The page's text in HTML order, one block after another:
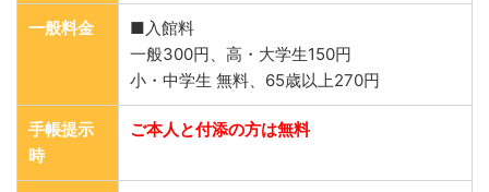
一般料金
■入館料
一般300円、高・大学生150円
小・中学生 無料、65歳以上270円
手帳提示
時
ご本人と付添の方は無料